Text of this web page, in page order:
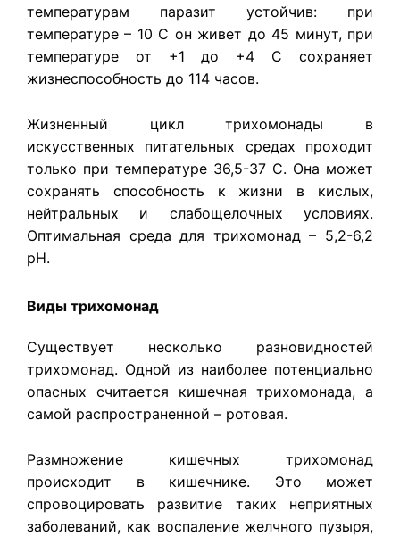
температурам паразит устойчив: при
температуре – 10 C он живет до 45 минут, при
температуре от +1 до +4 С сохраняет
жизнеспособность до 114 часов.
Жизненный цикл трихомонады в
искусственных питательных средах проходит
только при температуре 36,5-37 C. Она может
сохранять способность к жизни в кислых,
нейтральных и слабощелочных условиях.
Оптимальная среда для трихомонад – 5,2-6,2
pH.
Виды трихомонад
Существует несколько разновидностей
трихомонад. Одной из наиболее потенциально
опасных считается кишечная трихомонада, а
самой распространенной – ротовая.
Размножение кишечных трихомонад
происходит в кишечнике. Это может
спровоцировать развитие таких неприятных
заболеваний, как воспаление желчного пузыря,